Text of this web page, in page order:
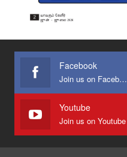
Facebook
Join us on Facebook
Youtube
Join us on Youtube